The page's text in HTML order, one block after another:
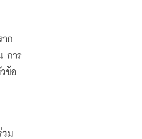
าก
การ
ข้อ
วม